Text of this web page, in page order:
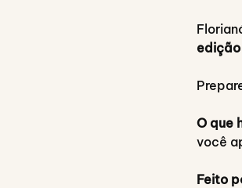
edição
O que
você
Feito